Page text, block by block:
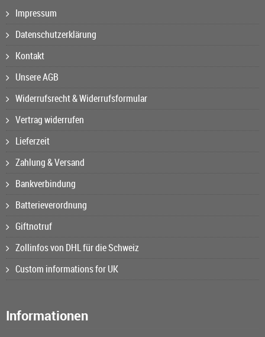
Impressum
Datenschutzerklärung
Kontakt
Unsere AGB
Widerrufsrecht & Widerrufsformular
Vertrag widerrufen
Lieferzeit
Zahlung & Versand
Bankverbindung
Batterieverordnung
Giftnotruf
Zollinfos von DHL für die Schweiz
Custom informations for UK
Informationen